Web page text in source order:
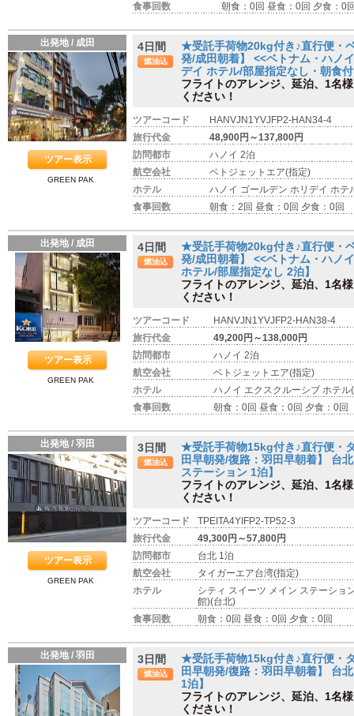
食事回数
朝食：0回 昼食：0回 夕食：0
出発地 / 成田
ツアー表示
GREEN PAK
4日間
燃油込
★受託手荷物20kg付き♪直行便・
発/成田朝着】 <<ベトナム・ハノ
デイ ホテル/部屋指定なし・朝食
フライトのアレンジ、延泊、1名
ください！
ツアーコード
HANVJN1YVJFP2-HAN34-4
旅行代金
48,900円～137,800円
訪問都市
ハノイ 2泊
航空会社
ベトジェットエア(指定)
ホテル
ハノイ ゴールデン ホリデイ ホテ
食事回数
朝食：2回 昼食：0回 夕食：0回
出発地 / 成田
ツアー表示
GREEN PAK
4日間
燃油込
★受託手荷物20kg付き♪直行便・
発/成田朝着】 <<ベトナム・ハノ
ホテル/部屋指定なし 2泊】
フライトのアレンジ、延泊、1名
ください！
ツアーコード
HANVJN1YVJFP2-HAN38-4
旅行代金
49,200円～138,000円
訪問都市
ハノイ 2泊
航空会社
ベトジェットエア(指定)
ホテル
ハノイ エクスクルーシブ ホテル
食事回数
朝食：0回 昼食：0回 夕食：0回
出発地 / 羽田
ツアー表示
GREEN PAK
3日間
燃油込
★受託手荷物15kg付き♪直行便・
田早朝発/復路：羽田早朝着】 台
ステーション 1泊】
フライトのアレンジ、延泊、1名
ください！
ツアーコード
TPEITA4YIFP2-TP52-3
旅行代金
49,300円～57,800円
訪問都市
台北 1泊
航空会社
タイガーエア台湾(指定)
ホテル
シティ スイーツ メイン ステーショ
館)(台北)
食事回数
朝食：0回 昼食：0回 夕食：0回
出発地 / 羽田 3日間
燃油込
★受託手荷物15kg付き♪直行便・
田早朝発/復路：羽田早朝着】 台
1泊】
フライトのアレンジ、延泊、1名
ください！